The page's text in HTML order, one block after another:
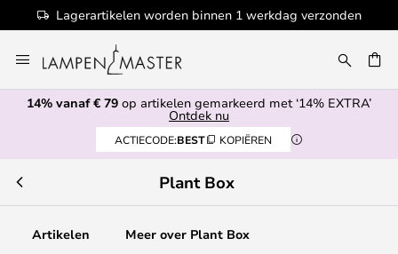
Lagerartikelen worden binnen 1 werkdag verzonden
naar
de
inhoud
14% vanaf € 79 op artikelen gemarkeerd met ‘14% EXTRA’
Ontdek nu
ACTIECODE:BEST KOPIËREN
Plant Box
Artikelen Meer over Plant Box